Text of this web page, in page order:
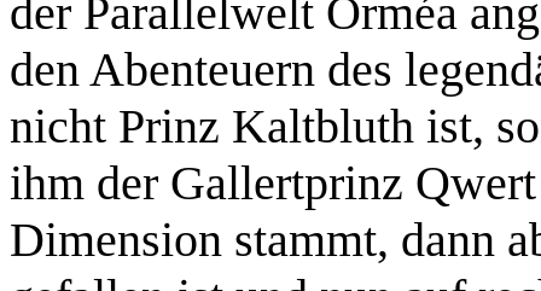
der Parallelwelt Orméa
den Abenteuern des
nicht Prinz Kaltbluth ist,
ihm der Gallertprinz
Dimension stammt, dann